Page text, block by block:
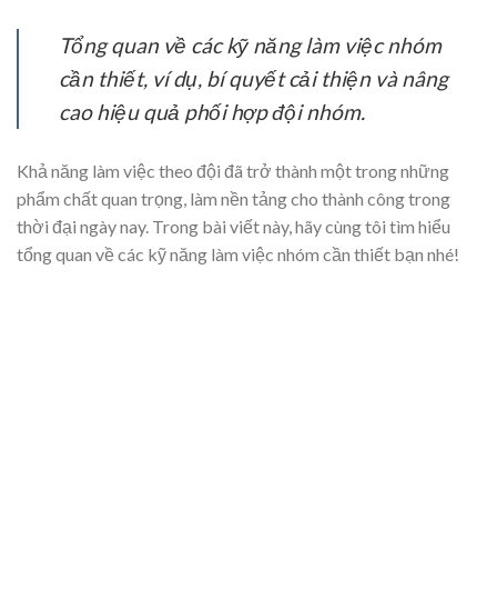
Tổng quan về các kỹ năng làm việc nhóm
cần thiết, ví dụ, bí quyết cải thiện và nâng
cao hiệu quả phối hợp đội nhóm.
Khả năng làm việc theo đội đã trở thành một trong những
phẩm chất quan trọng, làm nền tảng cho thành công trong
thời đại ngày nay. Trong bài viết này, hãy cùng tôi tìm hiểu
tổng quan về các kỹ năng làm việc nhóm cần thiết bạn nhé!